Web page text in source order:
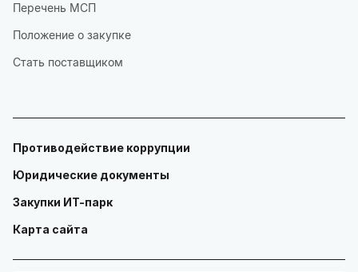
Перечень МСП
Положение о закупке
Стать поставщиком
Противодействие коррупции
Юридические документы
Закупки ИТ-парк
Карта сайта